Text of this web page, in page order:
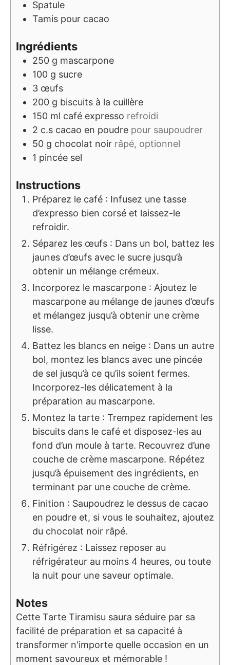
Spatule
Tamis pour cacao
Ingrédients
250 g mascarpone
100 g sucre
3 œufs
200 g biscuits à la cuillère
150 ml café expresso refroidi
2 c.s cacao en poudre pour saupoudrer
50 g chocolat noir râpé, optionnel
1 pincée sel
Instructions
Préparez le café : Infusez une tasse
d’expresso bien corsé et laissez-le
refroidir.
Séparez les œufs : Dans un bol, battez les
jaunes d’œufs avec le sucre jusqu’à
obtenir un mélange crémeux.
Incorporez le mascarpone : Ajoutez le
mascarpone au mélange de jaunes d’œufs
et mélangez jusqu’à obtenir une crème
lisse.
Battez les blancs en neige : Dans un autre
bol, montez les blancs avec une pincée
de sel jusqu’à ce qu’ils soient fermes.
Incorporez-les délicatement à la
préparation au mascarpone.
Montez la tarte : Trempez rapidement les
biscuits dans le café et disposez-les au
fond d’un moule à tarte. Recouvrez d’une
couche de crème mascarpone. Répétez
jusqu’à épuisement des ingrédients, en
terminant par une couche de crème.
Finition : Saupoudrez le dessus de cacao
en poudre et, si vous le souhaitez, ajoutez
du chocolat noir râpé.
Réfrigérez : Laissez reposer au
réfrigérateur au moins 4 heures, ou toute
la nuit pour une saveur optimale.
Notes
Cette Tarte Tiramisu saura séduire par sa
facilité de préparation et sa capacité à
transformer n'importe quelle occasion en un
moment savoureux et mémorable !